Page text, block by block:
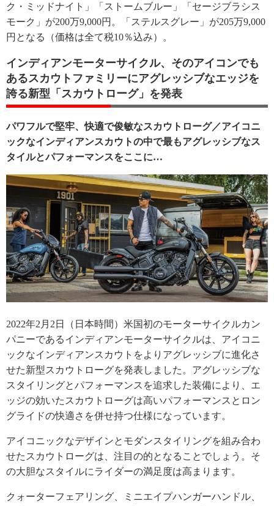
ク・ミッドナイト」「ストームブルー」「セージブラシス
モーク」が200万9,000円。「ステルスグレー」が205万9,000
円となる（価格は全て税10％込み）。
インディアンモーターサイクル、そのアイコンでも
あるスカウトファミリーにアグレッシブなエッジを
誇る新型「スカウトローグ」を発表
パワフルで堅牢、快適で俊敏なスカウトローグ／アイコニ
ックなインディアンスカウトの中で最もアグレッシブなス
タイルとパフォーマンスをここに…
2022年2月2日（日本時間）米国初のモーターサイクルカン
パニーであるインディアンモーターサイクルは、アイコニ
ックなインディアンスカウトをよりアグレッシブに進化さ
せた新型スカウトローグを発表しました。アグレッシブな
スタイリングとパフォーマンスを追求した装備により、エ
ッジの効いたスカウトローグは高いパフォーマンスとロン
グライドの快適さを併せ持つ仕様になっています。
アイコニックなデザインとモダンスタイリングを組み合わ
せたスカウトローグは、注目の的となることでしょう。そ
の大胆なスタイルにライダーの満足度は高まります。
クォーターフェアリング、ミニエイプハンガーハンドル、